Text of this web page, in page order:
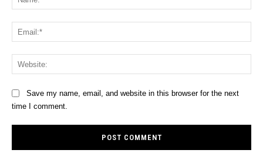
Save my name, email, and website in this browser for the next
time I comment.